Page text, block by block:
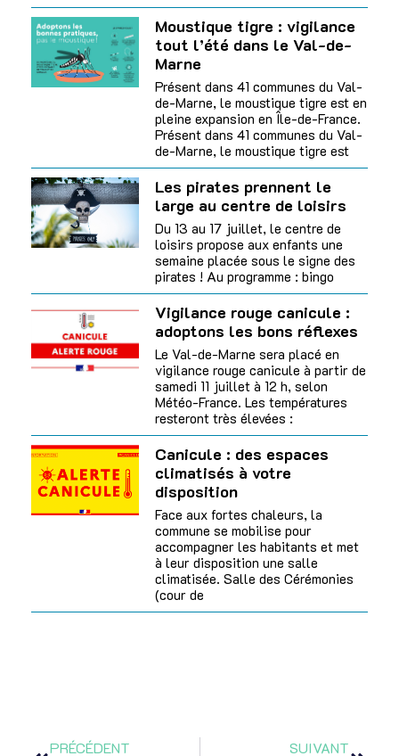
Moustique tigre : vigilance
tout l’été dans le Val-de-
Marne
Présent dans 41 communes du Val-
de-Marne, le moustique tigre est en
pleine expansion en Île-de-France.
Présent dans 41 communes du Val-
de-Marne, le moustique tigre est
Les pirates prennent le
large au centre de loisirs
Du 13 au 17 juillet, le centre de
loisirs propose aux enfants une
semaine placée sous le signe des
pirates ! Au programme : bingo
Vigilance rouge canicule :
adoptons les bons réflexes
Le Val-de-Marne sera placé en
vigilance rouge canicule à partir de
samedi 11 juillet à 12 h, selon
Météo-France. Les températures
resteront très élevées :
Canicule : des espaces
climatisés à votre
disposition
Face aux fortes chaleurs, la
commune se mobilise pour
accompagner les habitants et met
à leur disposition une salle
climatisée. Salle des Cérémonies
(cour de
PRÉCÉDENT SUIVANT